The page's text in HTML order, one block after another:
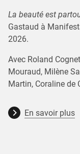
La beauté est
Gastaud à
2026.
Avec Roland
Mouraud, Milène
Martin, Coraline de
En savoir plus